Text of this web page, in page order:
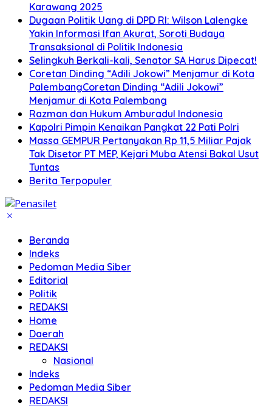
Karawang 2025
Dugaan Politik Uang di DPD RI: Wilson Lalengke
Yakin Informasi Ifan Akurat, Soroti Budaya
Transaksional di Politik Indonesia
Selingkuh Berkali-kali, Senator SA Harus Dipecat!
Coretan Dinding “Adili Jokowi” Menjamur di Kota
PalembangCoretan Dinding “Adili Jokowi”
Menjamur di Kota Palembang
Razman dan Hukum Amburadul Indonesia
Kapolri Pimpin Kenaikan Pangkat 22 Pati Polri
Massa GEMPUR Pertanyakan Rp 11,5 Miliar Pajak
Tak Disetor PT MEP, Kejari Muba Atensi Bakal Usut
Tuntas
Berita Terpopuler
Beranda
Indeks
Pedoman Media Siber
Editorial
Politik
REDAKSI
Home
Daerah
REDAKSI
Nasional
Indeks
Pedoman Media Siber
REDAKSI